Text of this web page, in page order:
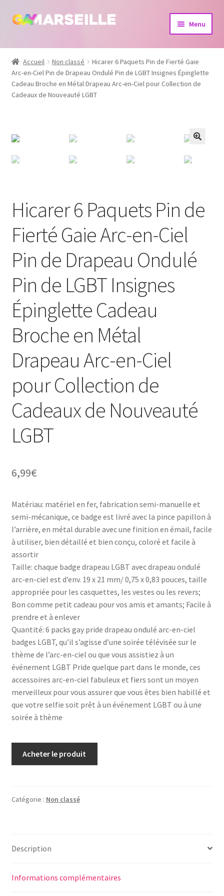
Aller
navigation
Aller
Menu
Boutique
Bijoux
Livres
Accueil Non classé
Hicarer 6 Paquets Pin de Fierté Gaie
Arc-en-Ciel Pin de Drapeau Ondulé Pin de LGBT Insignes Épinglette
Cadeau Broche en Métal Drapeau Arc-en-Ciel pour Collection de
Cadeaux de Nouveauté LGBT
Hicarer 6 Paquets Pin de
Fierté Gaie Arc-en-Ciel
Pin de Drapeau Ondulé
Pin de LGBT Insignes
Épinglette Cadeau
Broche en Métal
Drapeau Arc-en-Ciel
pour Collection de
Cadeaux de Nouveauté
LGBT
6,99€
Matériau: matériel en fer, fabrication semi-manuelle et
semi-mécanique, ce badge est livré avec la pince papillon à
l’arrière, en métal durable avec une finition en émail, facile
à utiliser, bien détaillé et bien conçu, coloré et facile à
assortir
Taille: chaque badge drapeau LGBT avec drapeau ondulé
arc-en-ciel est d’env. 19 x 21 mm/ 0,75 x 0,83 pouces, taille
appropriée pour les casquettes, les vestes ou les revers;
Bon comme petit cadeau pour vos amis et amants; Facile à
prendre et à enlever
Quantité: 6 packs gay pride drapeau ondulé arc-en-ciel
badges LGBT, qu’il s’agisse d’une soirée télévisée sur le
thème de l’arc-en-ciel ou que vous assistiez à un
événement LGBT Pride quelque part dans le monde, ces
accessoires arc-en-ciel fabuleux et fiers sont un moyen
merveilleux pour vous assurer que vous êtes bien habillé et
que votre selfie soit prêt à un événement LGBT ou à une
soirée à thème
Acheter le produit
Catégorie : Non classé
Description
Informations complémentaires